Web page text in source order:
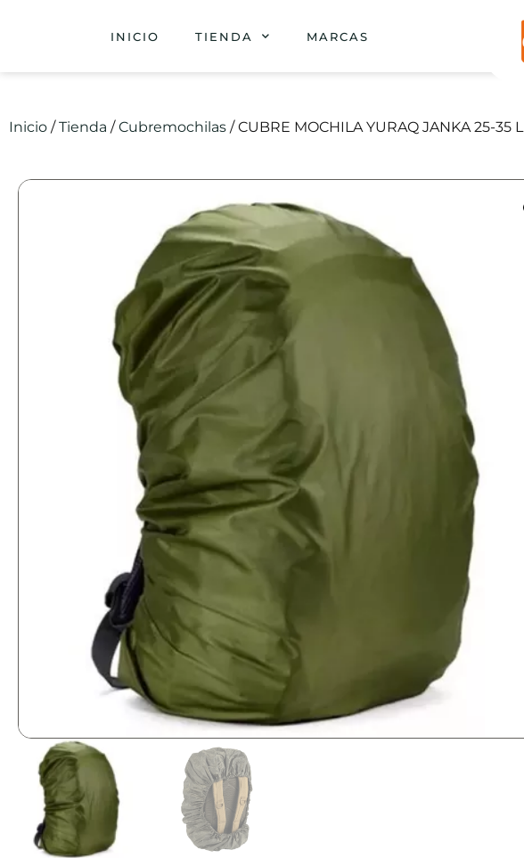
INICIO TIENDA MARCAS
Inicio /Tienda /Cubremochilas / CUBRE MOCHILA YURAQ JANKA 25-35 L